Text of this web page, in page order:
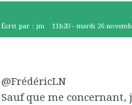
Écrit par : jm 11h20 -mardi 26
@FrédéricLN
Sauf que me concernant,